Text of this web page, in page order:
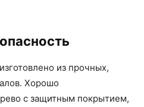
из прочных,
Хорошо
с защитным покрытием,